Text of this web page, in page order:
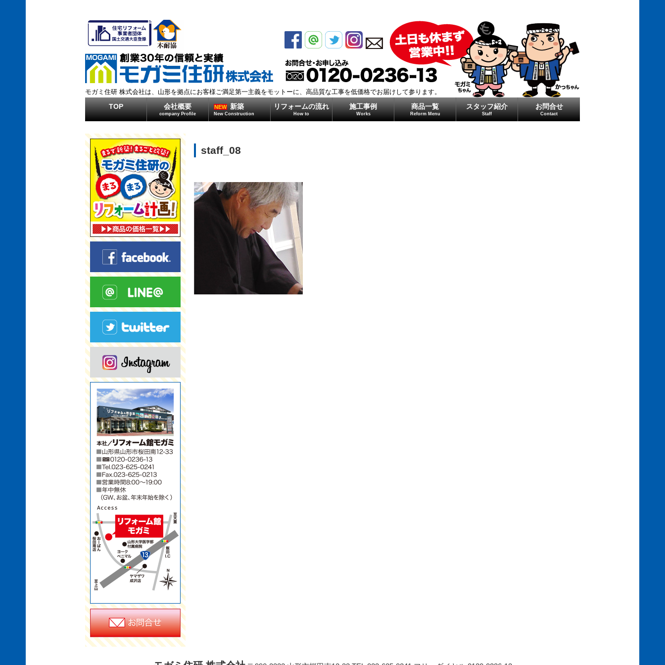
モガミ住研株式会社
モガミ住研 株式会社は、山形を拠点にお客様ご満足第一主義をモットーに、高品質な工事を低価格でお届けして参ります。
TOP 会社概要
company Profile
NEW 新築
New Construction
リフォームの流れ
How to
施工事例
Works
商品一覧
Reform Menu
スタッフ紹介
Staff
お問合せ
Contact
staff_08